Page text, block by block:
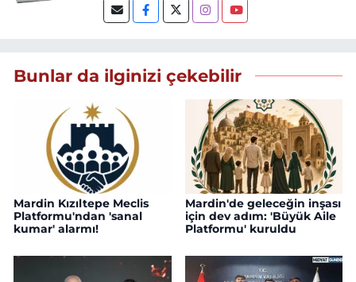
Bunlar da ilginizi çekebilir
Mardin Kızıltepe Meclis
Platformu'ndan 'sanal
kumar' alarmı!
Mardin'de geleceğin inşası
için dev adım: 'Büyük Aile
Platformu' kuruldu